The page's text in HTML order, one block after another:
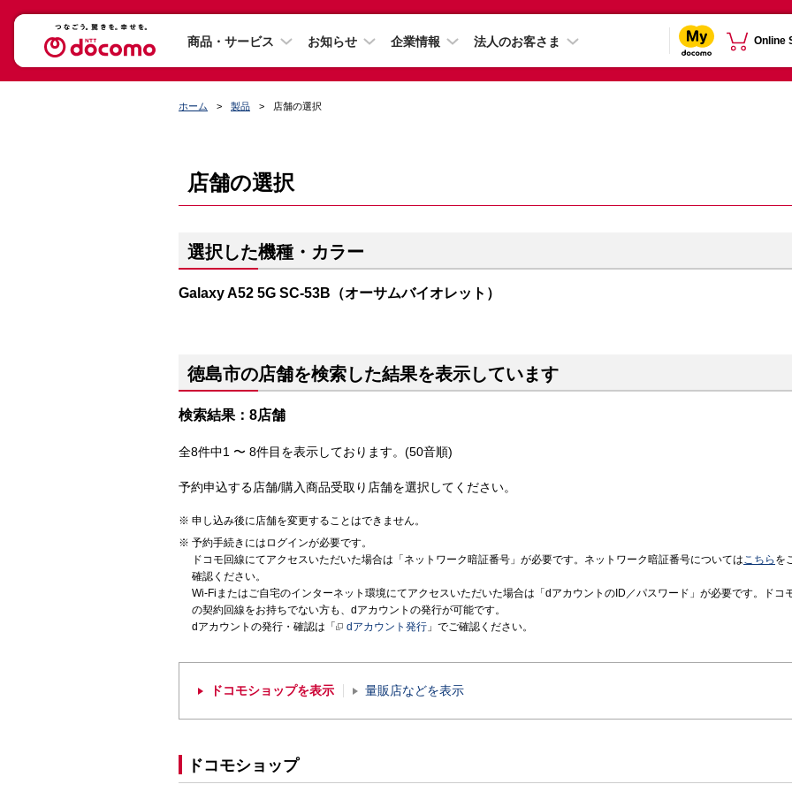
商品・サービス お知らせ 企業情報 法人のお客さま Online
ホーム 製品 店舗の選択
店舗の選択
選択した機種・カラー
Galaxy A52 5G SC-53B（オーサムバイオレット）
徳島市の店舗を検索した結果を表示しています
検索結果：8店舗
全8件中1 〜 8件目を表示しております。(50音順)
予約申込する店舗/購入商品受取り店舗を選択してください。
申し込み後に店舗を変更することはできません。
予約手続きにはログインが必要です。
ドコモ回線にてアクセスいただいた場合は「ネットワーク暗証番号」が必要です。ネットワーク暗証番号についてはこちら を
確認ください。
Wi-Fiまたはご自宅のインターネット環境にてアクセスいただいた場合は「dアカウントのID／パスワード」が必要です。ドコ
の契約回線をお持ちでない方も、dアカウントの発行が可能です。
dアカウントの発行・確認は「
dアカウント発行 」でご確認ください。
ドコモショップを表示 量販店などを表示
ドコモショップ